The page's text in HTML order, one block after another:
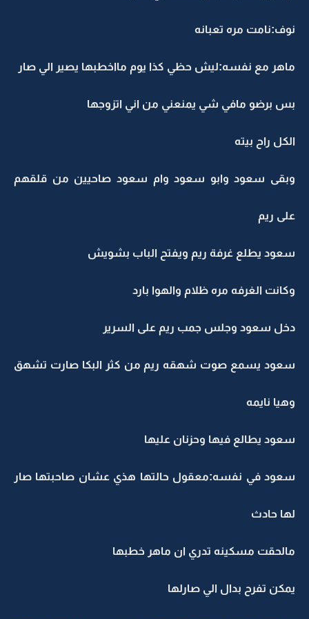
نوف:نامت مره تعبانه
ماهر مع نفسه:ليش حظي كذا يوم مااخطبها يصير الي صار
بس برضو مافي شي يمنعني من اني اتزوجها
الكل راح بيته
وبقى سعود وابو سعود وام سعود صاحيين من قلقهم
على ريم
سعود يطلع غرفة ريم ويفتح الباب بشويش
وكانت الغرفه مره ظلام والهوا بارد
دخل سعود وجلس جمب ريم على السرير
سعود يسمع صوت شهقه ريم من كثر البكا صارت تشهق
وهيا نايمه
سعود يطالع فيها وحزنان عليها
سعود في نفسه:معقول حالتها هذي عشان صاحبتها صار
لها حادث
مالحقت مسكينه تدري ان ماهر خطبها
يمكن تفرح بدال الي صارلها